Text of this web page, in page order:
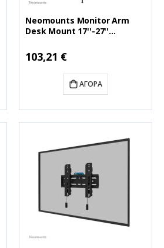
Neomounts Monitor Arm
Desk Mount 17''-27''
Ειδική
Τιμή
103,21 €
ΑΓΟΡΆ